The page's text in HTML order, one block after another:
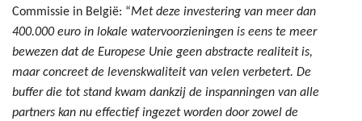
Commissie in België: “Met deze investering van meer dan
400.000 euro in lokale watervoorzieningen is eens te meer
bewezen dat de Europese Unie geen abstracte realiteit is,
maar concreet de levenskwaliteit van velen verbetert. De
buffer die tot stand kwam dankzij de inspanningen van alle
partners kan nu effectief ingezet worden door zowel de